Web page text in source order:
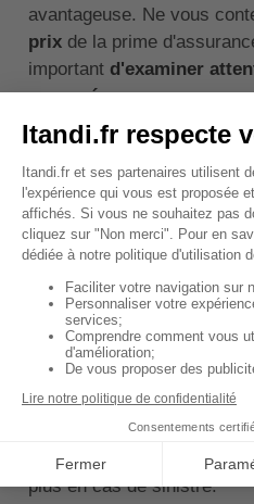
avantageuse. Ne vous
prixde la prime
important d'examiner
proposées.
Assurez-vous que
risques auxquels votre
exemple, si vous utilisez
activités de loisirs en plein
être une assurance qui
causés par les intempéries
route.
Examinez également le
C'est le montant que vous
poche en cas de sinistre.
peut réduire le coût de
mais cela signifie
plus en cas de sinistre.